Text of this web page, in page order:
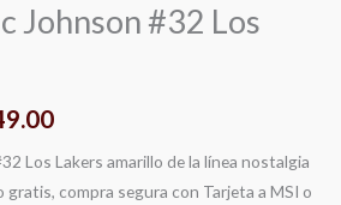
Johnson #32 Los
es:
Los Lakers amarillo de la línea nostalgia
gratis, compra segura con Tarjeta a MSI o